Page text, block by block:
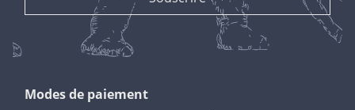
Modes de paiement